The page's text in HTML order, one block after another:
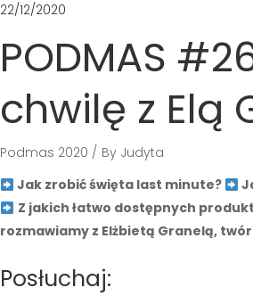
22/12/2020
PODMAS
chwilę z Elą
Podmas 2020 By Judyta
Jak zrobić święta last minute?
Z jakich łatwo dostępnych
rozmawiamy z Elżbietą Granelą,
Posłuchaj: